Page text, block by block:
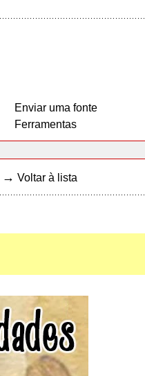
Enviar uma fonte
Ferramentas
→ Voltar à lista